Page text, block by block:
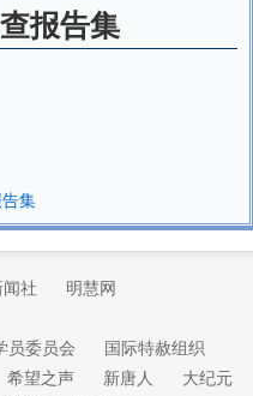
报告集
集
社
明慧网
员委员会
国际特赦组织
希望之声 新唐人
大纪元